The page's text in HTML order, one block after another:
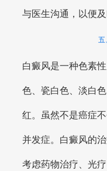
与医生沟通，以便
五
白癜风是一种色素
色、瓷白色、淡白
红。虽然不是癌症
并发症。白癜风的
考虑药物治疗、光